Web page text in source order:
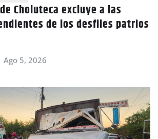
Choluteca excluye a las
de los desfiles patrios
Ago 5, 2026